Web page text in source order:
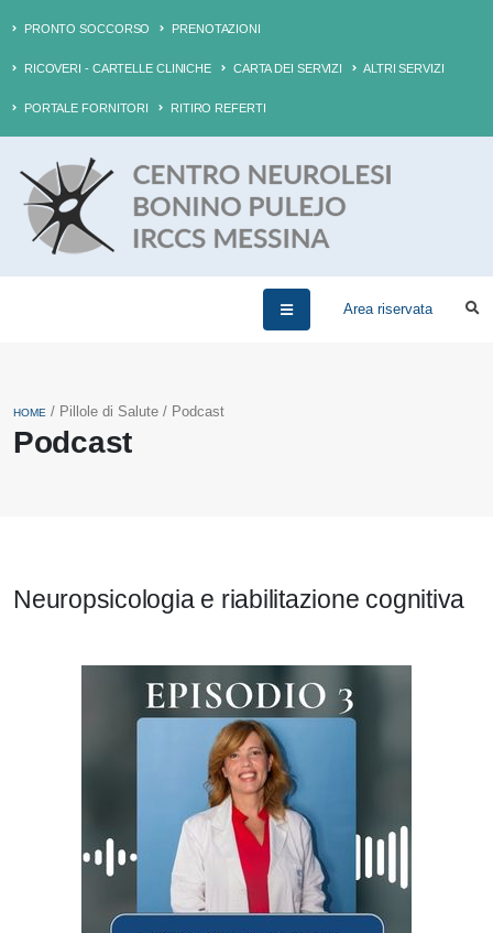
PRONTO SOCCORSO PRENOTAZIONI
RICOVERI - CARTELLE CLINICHE CARTA DEI SERVIZI ALTRI SERVIZI
PORTALE FORNITORI RITIRO REFERTI
Area riservata
Podcast
HOME / Pillole di Salute / Podcast
Neuropsicologia e riabilitazione cognitiva